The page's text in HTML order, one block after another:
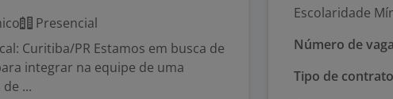
Presencial
Curitiba/PR Estamos em busca de
integrar na equipe de uma
...
Escolaridade
Número de
Tipo de